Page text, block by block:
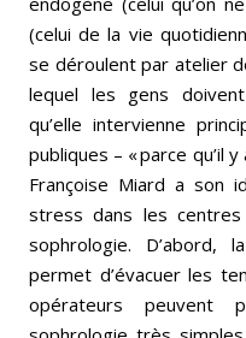
(celui de la vie
se déroulent par atelier
lequel les gens
qu’elle intervienne
publiques – « parce qu’il
Françoise Miard a son
stress dans les
sophrologie. D’abord,
permet d’évacuer les
opérateurs peuvent